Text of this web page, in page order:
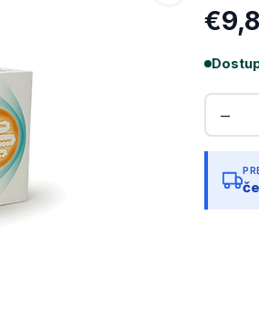
X (Twitter)
Email
Kopiraj link